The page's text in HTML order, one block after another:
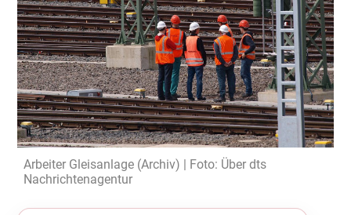
Arbeiter Gleisanlage (Archiv) | Foto: Über dts
Nachrichtenagentur